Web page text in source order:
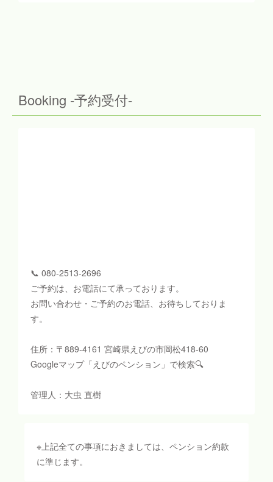
Booking -予約受付-
📞 080-2513-2696
ご予約は、お電話にて承っております。
お問い合わせ・ご予約のお電話、お待ちしておりま
す。
住所：〒889-4161 宮崎県えびの市岡松418-60
Googleマップ「えびのペンション」で検索🔍
管理人：大虫 直樹
※上記全ての事項におきましては、ペンション約款
に準じます。